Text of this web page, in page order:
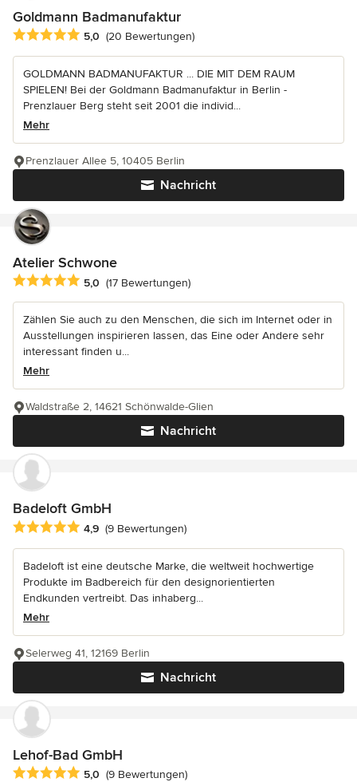
Goldmann Badmanufaktur
Durchschnittliche Bewertung: 5 von 5 Sternen
5,0 (20 Bewertungen)
GOLDMANN BADMANUFAKTUR ... DIE MIT DEM RAUM
SPIELEN! Bei der Goldmann Badmanufaktur in Berlin -
Prenzlauer Berg steht seit 2001 die individ...
Mehr
Nachricht
Prenzlauer Allee 5, 10405 Berlin
Atelier Schwone
Durchschnittliche Bewertung: 5 von 5 Sternen
5,0 (17 Bewertungen)
Zählen Sie auch zu den Menschen, die sich im Internet oder in
Ausstellungen inspirieren lassen, das Eine oder Andere sehr
interessant finden u...
Mehr
Nachricht
Waldstraße 2, 14621 Schönwalde-Glien
Badeloft GmbH
Durchschnittliche Bewertung: 4.9 von 5 Sternen
4,9 (9 Bewertungen)
Badeloft ist eine deutsche Marke, die weltweit hochwertige
Produkte im Badbereich für den designorientierten
Endkunden vertreibt. Das inhaberg...
Mehr
Nachricht
Selerweg 41, 12169 Berlin
Lehof-Bad GmbH
Durchschnittliche Bewertung: 5 von 5 Sternen
5,0 (9 Bewertungen)